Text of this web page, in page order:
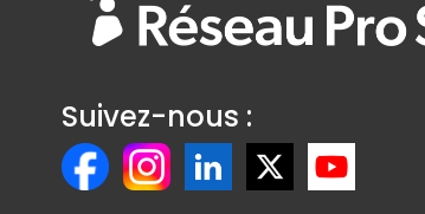
Suivez-nous :